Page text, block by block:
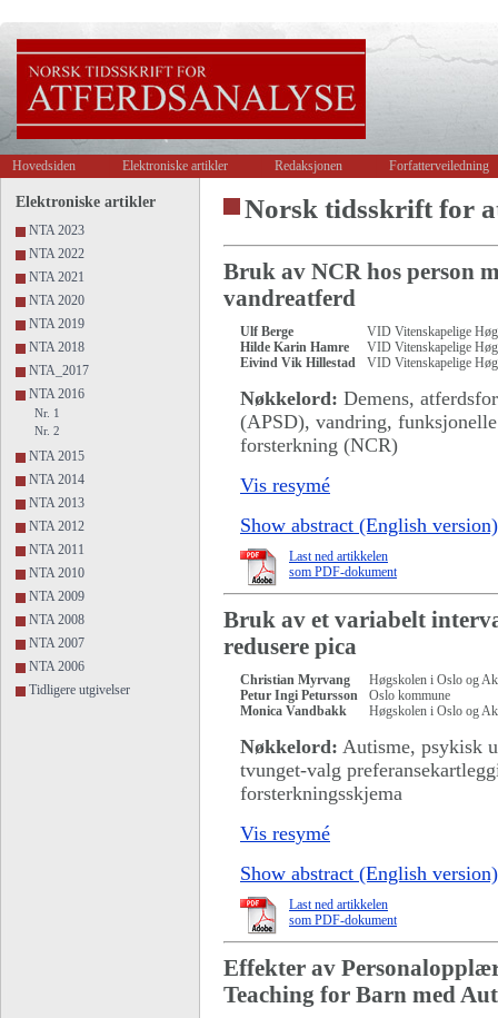
Hovedsiden Elektroniske artikler Redaksjonen Forfatterveiledning
Elektroniske artikler
NTA 2023
NTA 2022
NTA 2021
NTA 2020
NTA 2019
NTA 2018
NTA_2017
NTA 2016
Nr. 1
Nr. 2
NTA 2015
NTA 2014
NTA 2013
NTA 2012
NTA 2011
NTA 2010
NTA 2009
NTA 2008
NTA 2007
NTA 2006
Tidligere utgivelser
Norsk tidsskrift for
Bruk av NCR hos person
vandreatferd
Ulf Berge
VID Vitenskapelige
Hilde Karin Hamre
VID Vitenskapelige
Eivind Vik Hillestad
VID Vitenskapelige
Nøkkelord: Demens,
(APSD), vandring,
forsterkning (NCR)
Vis resymé
Show abstract (English version)
Last ned artikkelen
som PDF-dokument
Bruk av et variabelt
redusere pica
Christian Myrvang
Høgskolen i Oslo og
Petur Ingi Petursson
Oslo kommune
Monica Vandbakk
Høgskolen i Oslo og
Nøkkelord: Autisme, psykisk
tvunget-valg
forsterkningsskjema
Vis resymé
Show abstract (English version)
Last ned artikkelen
som PDF-dokument
Effekter av
Teaching for Barn med